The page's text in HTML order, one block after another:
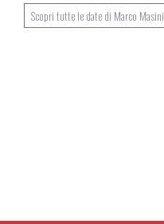
Scopri tutte le date di Marco Masini